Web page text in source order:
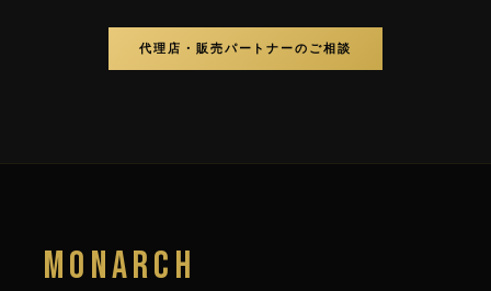
代理店・販売パートナーのご相談
MONARCH